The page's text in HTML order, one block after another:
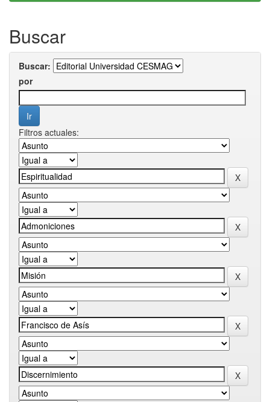
Buscar
Buscar:
por
Filtros actuales: